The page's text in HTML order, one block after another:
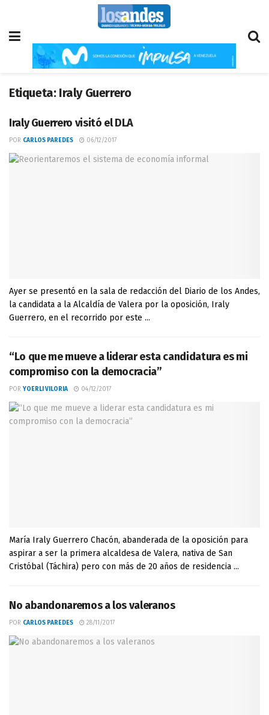
Etiqueta: Iraly Guerrero
Iraly Guerrero visitó el DLA
POR CARLOS PAREDES 06/12/2017
Ayer se presentó en la sala de redacción del Diario de los Andes,
la candidata a la Alcaldía de Valera por la oposición, Iraly
Guerrero, en el recorrido por este ...
“Lo que me mueve a liderar esta candidatura es mi
compromiso con la democracia”
POR YOERLI VILORIA 04/12/2017
María Iraly Guerrero Chacón, abanderada de la oposición para
aspirar a ser la primera alcaldesa de Valera, nativa de San
Cristóbal (Táchira) pero con más de 20 años de residencia ...
No abandonaremos a los valeranos
POR CARLOS PAREDES 28/11/2017